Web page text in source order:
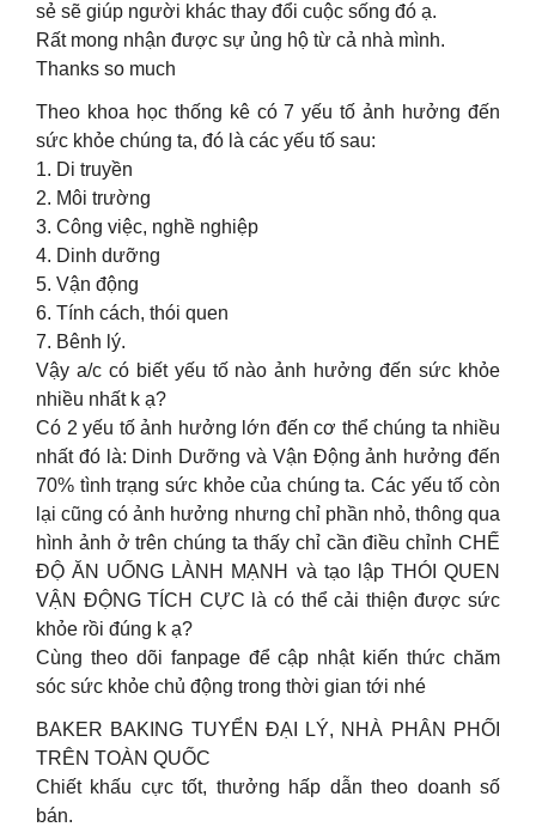
sẻ sẽ giúp người khác thay đổi cuộc sống đó ạ.
Rất mong nhận được sự ủng hộ từ cả nhà mình.
Thanks so much
Theo khoa học thống kê có 7 yếu tố ảnh hưởng đến
sức khỏe chúng ta, đó là các yếu tố sau:
1. Di truyền
2. Môi trường
3. Công việc, nghề nghiệp
4. Dinh dưỡng
5. Vận động
6. Tính cách, thói quen
7. Bênh lý.
Vậy a/c có biết yếu tố nào ảnh hưởng đến sức khỏe
nhiều nhất k ạ?
Có 2 yếu tố ảnh hưởng lớn đến cơ thể chúng ta nhiều
nhất đó là: Dinh Dưỡng và Vận Động ảnh hưởng đến
70% tình trạng sức khỏe của chúng ta. Các yếu tố còn
lại cũng có ảnh hưởng nhưng chỉ phần nhỏ, thông qua
hình ảnh ở trên chúng ta thấy chỉ cần điều chỉnh CHẾ
ĐỘ ĂN UỐNG LÀNH MẠNH và tạo lập THÓI QUEN
VẬN ĐỘNG TÍCH CỰC là có thể cải thiện được sức
khỏe rồi đúng k ạ?
Cùng theo dõi fanpage để cập nhật kiến thức chăm
sóc sức khỏe chủ động trong thời gian tới nhé
BAKER BAKING TUYỂN ĐẠI LÝ, NHÀ PHÂN PHỐI
TRÊN TOÀN QUỐC
Chiết khấu cực tốt, thưởng hấp dẫn theo doanh số
bán.